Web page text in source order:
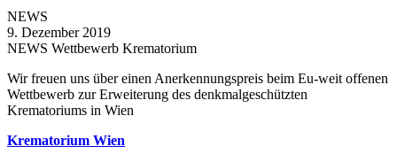
NEWS
9. Dezember 2019
NEWS Wettbewerb Krematorium
Wir freuen uns über einen Anerkennungspreis beim Eu-weit offenen
Wettbewerb zur Erweiterung des denkmalgeschützten
Krematoriums in Wien
Krematorium Wien